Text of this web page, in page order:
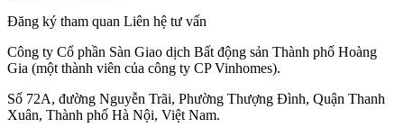
Đăng ký tham quan Liên hệ tư vấn
Công ty Cổ phần Sàn Giao dịch Bất động sản Thành phố Hoàng
Gia (một thành viên của công ty CP Vinhomes).
Số 72A, đường Nguyễn Trãi, Phường Thượng Đình, Quận Thanh
Xuân, Thành phố Hà Nội, Việt Nam.